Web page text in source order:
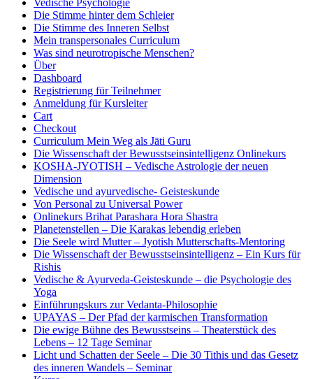
Vedische Psychologie
Die Stimme hinter dem Schleier
Die Stimme des Inneren Selbst
Mein transpersonales Curriculum
Was sind neurotropische Menschen?
Über
Dashboard
Registrierung für Teilnehmer
Anmeldung für Kursleiter
Cart
Checkout
Curriculum Mein Weg als Jāti Guru
Die Wissenschaft der Bewusstseinsintelligenz Onlinekurs
KOSHA-JYOTISH – Vedische Astrologie der neuen
Dimension
Vedische und ayurvedische- Geisteskunde
Von Personal zu Universal Power
Onlinekurs Brihat Parashara Hora Shastra
Planetenstellen – Die Karakas lebendig erleben
Die Seele wird Mutter – Jyotish Mutterschafts-Mentoring
Die Wissenschaft der Bewusstseinsintelligenz – Ein Kurs für
Rishis
Vedische & Ayurveda-Geisteskunde – die Psychologie des
Yoga
Einführungskurs zur Vedanta-Philosophie
UPAYAS – Der Pfad der karmischen Transformation
Die ewige Bühne des Bewusstseins – Theaterstück des
Lebens – 12 Tage Seminar
Licht und Schatten der Seele – Die 30 Tithis und das Gesetz
des inneren Wandels – Seminar